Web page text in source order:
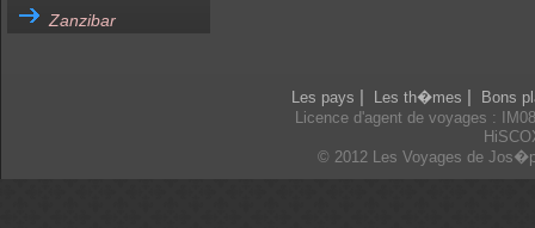
Zanzibar
Les pays Les th�mes
Bons
Licence d'agent de voyages :
© 2012 Les Voyages de